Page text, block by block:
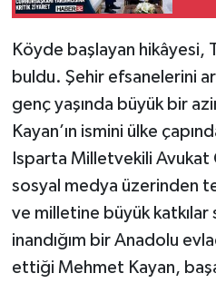
Köyde başlayan hikâyesi,
buldu. Şehir efsanelerini
genç yaşında büyük bir
Kayan’ın ismini ülke
Isparta Milletvekili Avukat
sosyal medya üzerinden
ve milletine büyük katkılar
inandığım bir Anadolu
ettiği Mehmet Kayan,
Tarihi Yapılarımız
Teknoloji
Türkiye
Yerel
Künye